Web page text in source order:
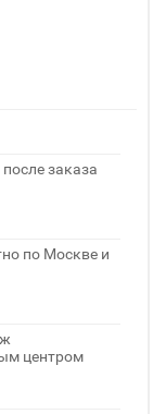
заказа
по Москве и
центром